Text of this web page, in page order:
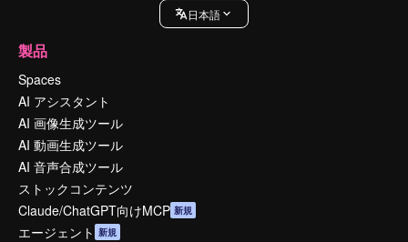
日本語
製品
Spaces
AI アシスタント
AI 画像生成ツール
AI 動画生成ツール
AI 音声合成ツール
ストックコンテンツ
Claude/ChatGPT向けMCP 新規
エージェント 新規